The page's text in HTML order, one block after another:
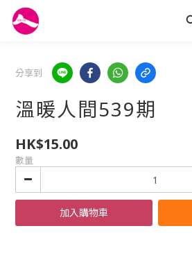
分享到
溫暖人間539期
HK$15.00
數量
加入購物車